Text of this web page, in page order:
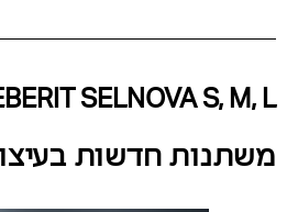
SELNOVA S, M, L
משתנות חדשות